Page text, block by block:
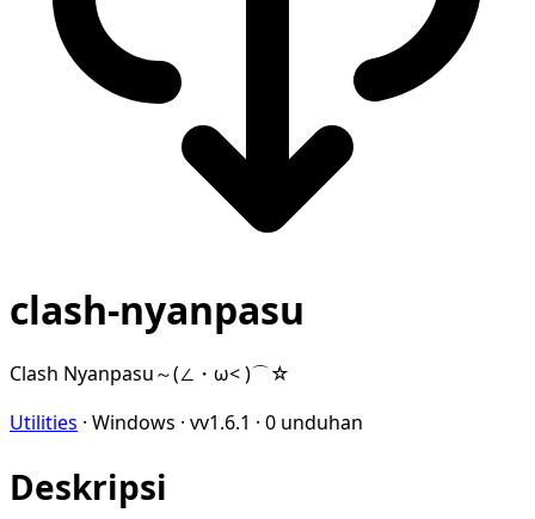
clash-nyanpasu
Clash Nyanpasu～(∠・ω< )⌒☆​
Utilities · Windows · vv1.6.1 · 0 unduhan
Deskripsi